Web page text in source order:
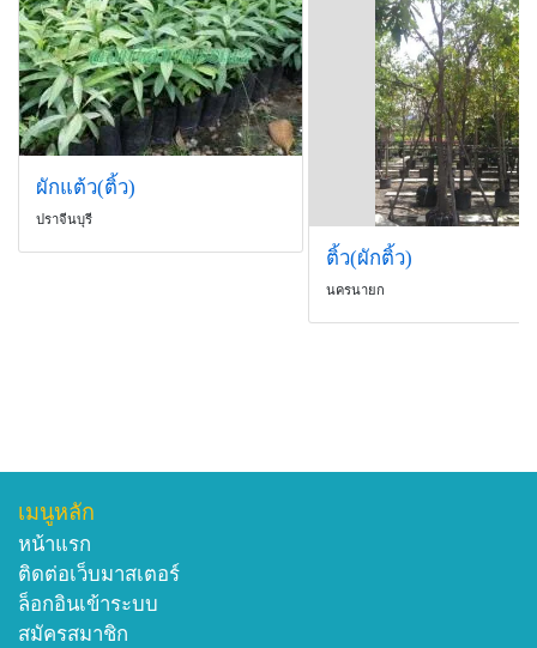
ผักแต้ว(ติ้ว)
ปราจีนบุรี
ติ้ว(ผักติ้ว)
นครนายก
เมนูหลัก
หน้าแรก
ติดต่อเว็บมาสเตอร์
ล็อกอินเข้าระบบ
สมัครสมาชิก